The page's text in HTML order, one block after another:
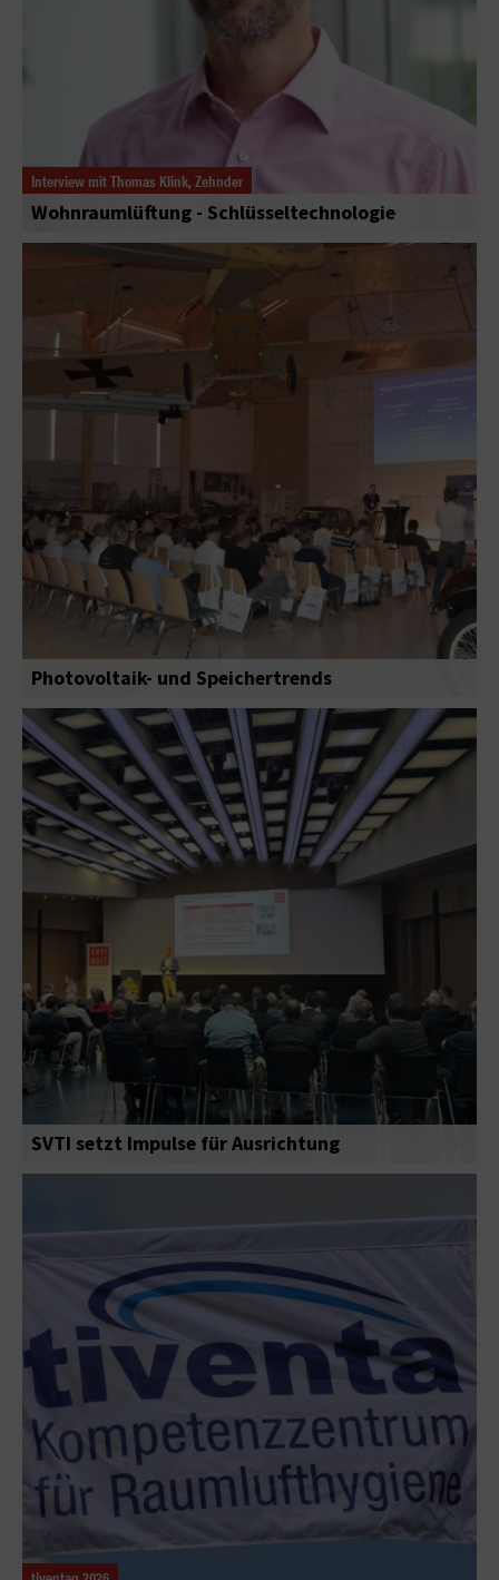
Interview mit Thomas Klink, Zehnder
Wohnraumlüftung - Schlüsseltechnologie
Photovoltaik- und Speichertrends
SVTI setzt Impulse für Ausrichtung